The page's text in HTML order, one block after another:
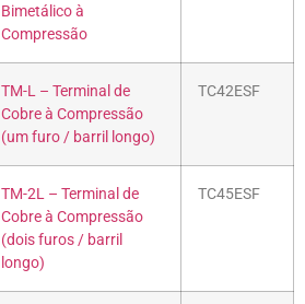
Bimetálico à
Compressão
TM-L – Terminal de
Cobre à Compressão
(um furo / barril longo)
TC42ESF
TM-2L – Terminal de
Cobre à Compressão
(dois furos / barril
longo)
TC45ESF